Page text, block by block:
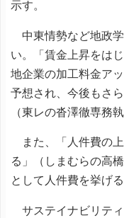
示す。
中東情勢など地政
い。「賃金上昇をは
地企業の加工料金ア
予想され、今後もさ
（東レの沓澤徹専務
また、「人件費の
る」（しまむらの高
として人件費を挙げる
サステイナビリテ